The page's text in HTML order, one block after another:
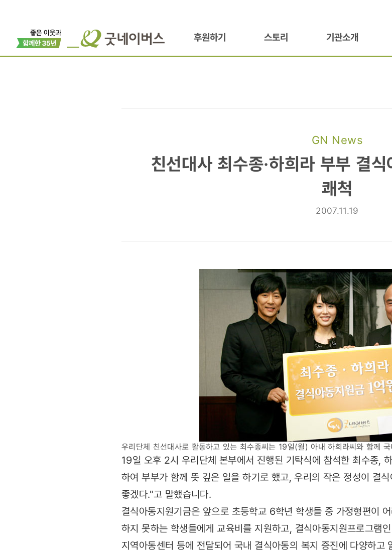
후원하기 스토리 기관소개
GN News
친선대사
하희라
결식아동지원기금
친선대사 최수종·하희라 부부 결
쾌척
2007.11.19
우리단체 친선대사로 활동하고 있는 최수종씨는 19일(월) 아내 하희라씨와 함께
19일 오후 2시 우리단체 본부에서 진행된 기탁식에 참석한 최수종,
하여 부부가 함께 뜻 깊은 일을 하기로 했고, 우리의 작은 정성이 결
좋겠다."고 말했습니다.
결식아동지원기금은 앞으로 초등학교 6학년 학생들 중 가정형편이
하지 못하는 학생들에게 교육비를 지원하고, 결식아동지원프로그램
지역아동센터 등에 전달되어 국내 결식아동의 복지 증진에 다양하고